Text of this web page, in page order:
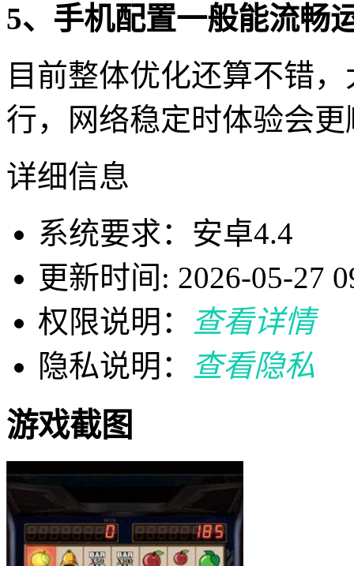
5、手机配置一般能流畅
目前整体优化还算不错
行，网络稳定时体验会
详细信息
系统要求：安卓4.4
更新时间: 2026-05-27
权限说明：
查看详情
隐私说明：
查看隐私
游戏截图